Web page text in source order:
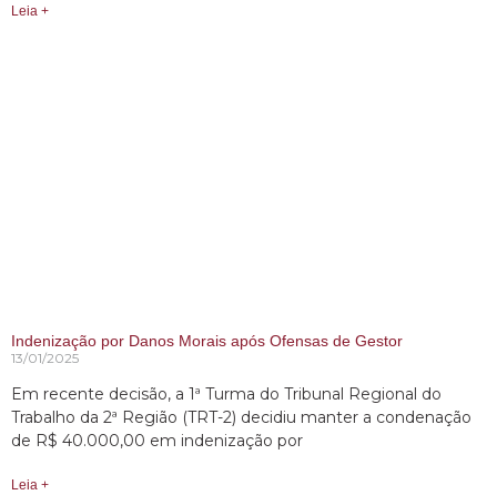
Leia +
Indenização por Danos Morais após Ofensas de Gestor
13/01/2025
Em recente decisão, a 1ª Turma do Tribunal Regional do
Trabalho da 2ª Região (TRT-2) decidiu manter a condenação
de R$ 40.000,00 em indenização por
Leia +